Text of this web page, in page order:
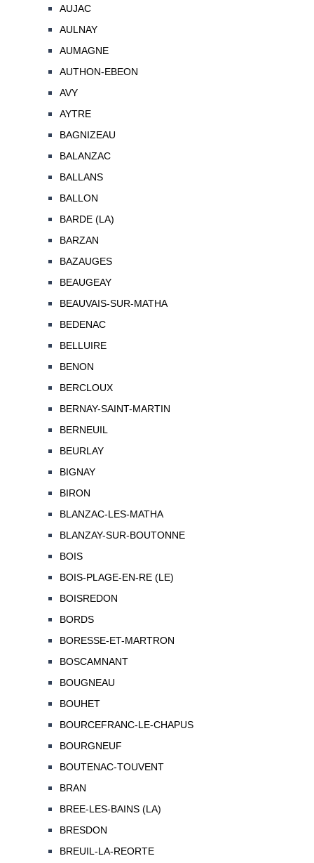
AUJAC
AULNAY
AUMAGNE
AUTHON-EBEON
AVY
AYTRE
BAGNIZEAU
BALANZAC
BALLANS
BALLON
BARDE (LA)
BARZAN
BAZAUGES
BEAUGEAY
BEAUVAIS-SUR-MATHA
BEDENAC
BELLUIRE
BENON
BERCLOUX
BERNAY-SAINT-MARTIN
BERNEUIL
BEURLAY
BIGNAY
BIRON
BLANZAC-LES-MATHA
BLANZAY-SUR-BOUTONNE
BOIS
BOIS-PLAGE-EN-RE (LE)
BOISREDON
BORDS
BORESSE-ET-MARTRON
BOSCAMNANT
BOUGNEAU
BOUHET
BOURCEFRANC-LE-CHAPUS
BOURGNEUF
BOUTENAC-TOUVENT
BRAN
BREE-LES-BAINS (LA)
BRESDON
BREUIL-LA-REORTE